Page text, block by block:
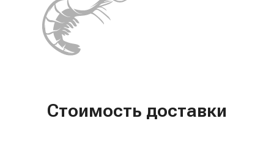
Стоимость доставки